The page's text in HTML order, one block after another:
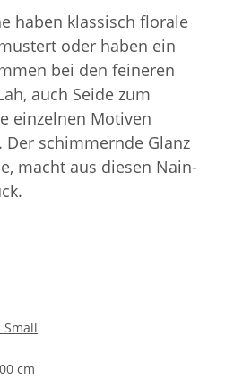
haben klassisch florale
oder haben ein
bei den feineren
auch Seide zum
einzelnen Motiven
schimmernde Glanz
macht aus diesen Nain-
Small
cm